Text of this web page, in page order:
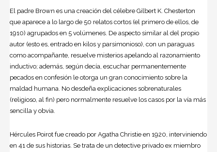
El padre Brown es una creación del célebre Gilbert K. Chesterton
que aparece a lo largo de 50 relatos cortos (el primero de ellos, de
1910) agrupados en 5 volúmenes. De aspecto similar al del propio
autor (esto es, entrado en kilos y parsimonioso), con un paraguas
como acompañante, resuelve misterios apelando al razonamiento
inductivo; además, según decía, escuchar permanentemente
pecados en confesión le otorga un gran conocimiento sobre la
maldad humana. No desdeña explicaciones sobrenaturales
(religioso, al fin) pero normalmente resuelve los casos por la vía más
sencilla y obvia.
Hércules Poirot fue creado por Agatha Christie en 1920, interviniendo
en 41 de sus historias. Se trata de un detective privado ex miembro